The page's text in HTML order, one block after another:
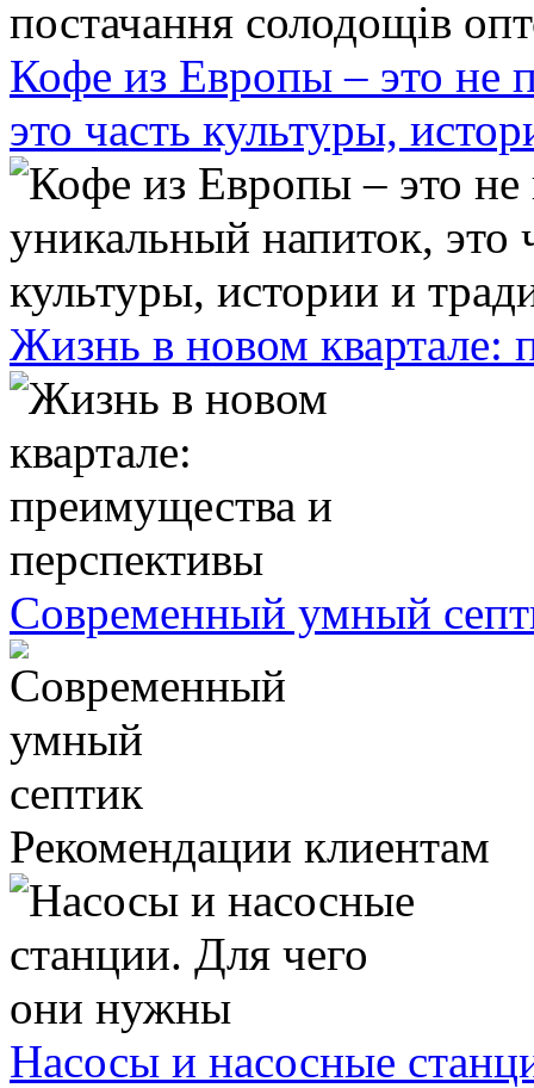
Кофе из Европы – это не
это часть культуры,
Жизнь в новом квартале:
Современный умный
Рекомендации клиентам
Насосы и насосные